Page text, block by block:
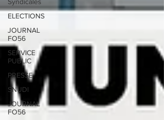
ELECTIONS
JOURNAL
FO56
SERVICE
PUBLIC
PRESSE
SNUDI
JOURNAL
FO56